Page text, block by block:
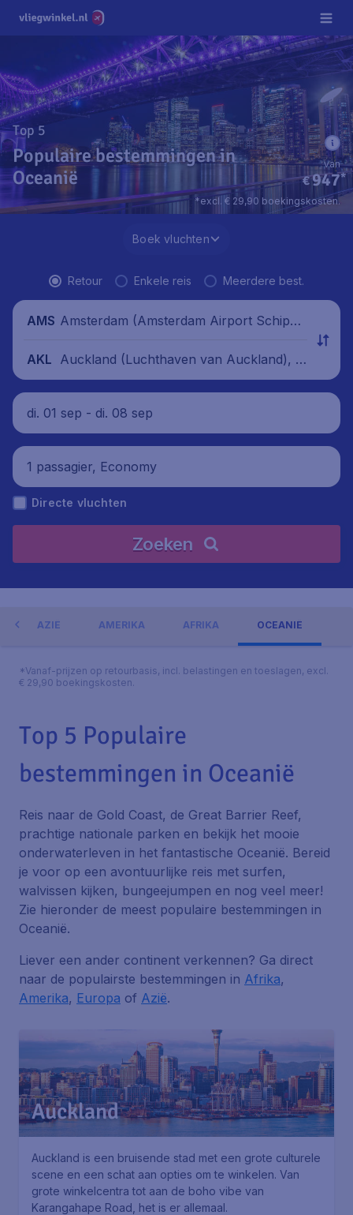
Top 5
Populaire bestemmingen in
Oceanië
€947*
van
*excl. € 29,90 boekingskosten.
Boek vluchten
Retour Enkele reis Meerdere best.
AMS Amsterdam (Amsterdam Airport Schipho
AKL Auckland (Luchthaven van Auckland), N
ieuw-Zeeland
di. 01 sep - di. 08 sep
1 passagier, Economy
Directe vluchten
Zoeken
AZIË AMERIKA AFRIKA OCEANIË
*Vanaf-prijzen op retourbasis, incl. belastingen en toeslagen, excl.
€ 29,90 boekingskosten.
Top 5 Populaire
bestemmingen in Oceanië
Reis naar de Gold Coast, de Great Barrier Reef,
prachtige nationale parken en bekijk het mooie
onderwaterleven in het fantastische Oceanië. Bereid
je voor op een avontuurlijke reis met surfen,
walvissen kijken, bungeejumpen en nog veel meer!
Zie hieronder de meest populaire bestemmingen in
Oceanië.
Liever een ander continent verkennen? Ga direct
naar de populairste bestemmingen in Afrika,
Amerika, Europa of Azië.
Auckland
Auckland is een bruisende stad met een grote culturele
scene en een schat aan opties om te winkelen. Van
grote winkelcentra tot aan de boho vibe van
Karangahape Road, het is er allemaal.